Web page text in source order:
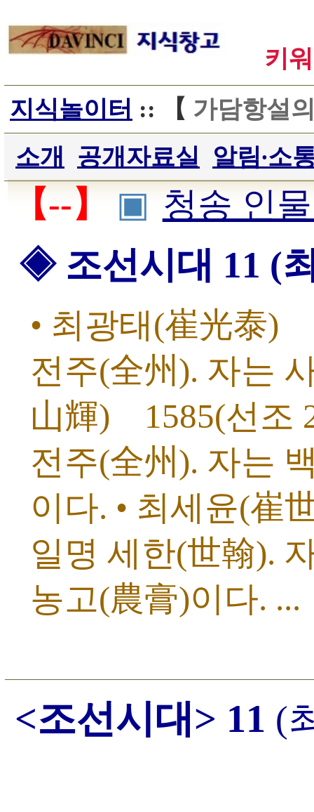
키
지식놀이터 :: 【 가담항설
소개
공개자료실 알림∙소
【--】 ▣ 청송 인
◈ 조선시대 11 (
• 최광태(崔光泰)
전주(全州). 자는
山輝) 1585(선조
전주(全州). 자는
이다. • 최세윤(崔
일명 세한(世翰).
농고(農膏)이다. ...
<조선시대> 11 (